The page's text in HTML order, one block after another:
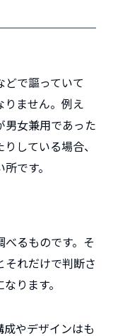
どで謳っていて
りません。例え
男女兼用であった
している場合、
です。
るものです。そ
れだけで判断さ
ります。
やデザインはも